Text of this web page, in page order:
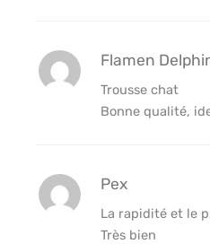
Flamen
Trousse chat
Bonne qualité,
Pex
La rapidité et le
Très bien